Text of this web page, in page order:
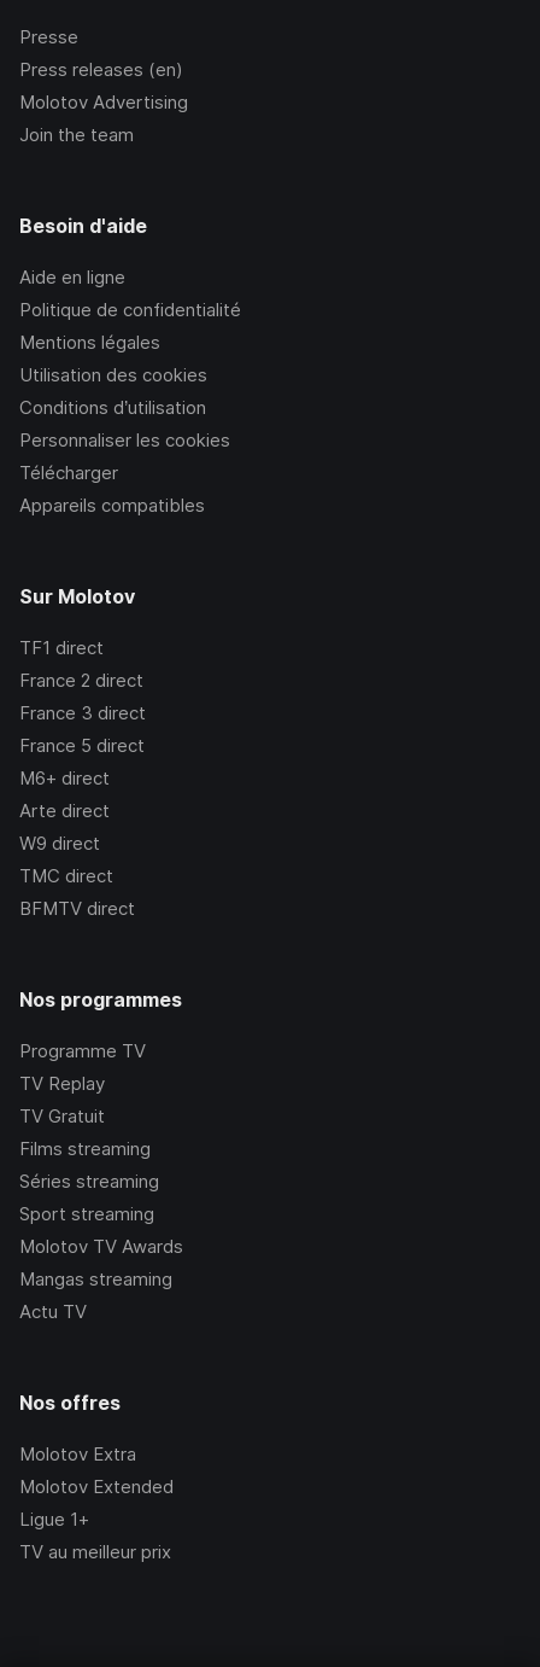
Presse
Press releases (en)
Molotov Advertising
Join the team
Besoin d'aide
Aide en ligne
Politique de confidentialité
Mentions légales
Utilisation des cookies
Conditions d’utilisation
Personnaliser les cookies
Télécharger
Appareils compatibles
Sur Molotov
TF1 direct
France 2 direct
France 3 direct
France 5 direct
M6+ direct
Arte direct
W9 direct
TMC direct
BFMTV direct
Nos programmes
Programme TV
TV Replay
TV Gratuit
Films streaming
Séries streaming
Sport streaming
Molotov TV Awards
Mangas streaming
Actu TV
Nos offres
Molotov Extra
Molotov Extended
Ligue 1+
TV au meilleur prix